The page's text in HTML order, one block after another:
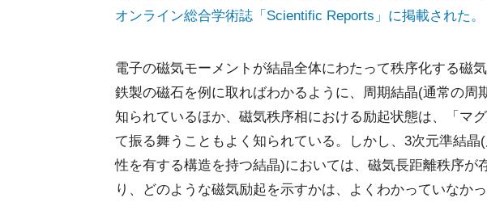
オンライン総合学術誌「Scientific Reports」に掲載された。
電子の磁気モーメントが結晶全体にわたって秩序化する磁
鉄製の磁石を例に取ればわかるように、周期結晶(通常の周
知られているほか、磁気秩序相における励起状態は、「マ
て振る舞うこともよく知られている。しかし、3次元準結
性を有する構造を持つ結晶)においては、磁気長距離秩序が
り、どのような磁気励起を示すかは、よくわかっていなかっ